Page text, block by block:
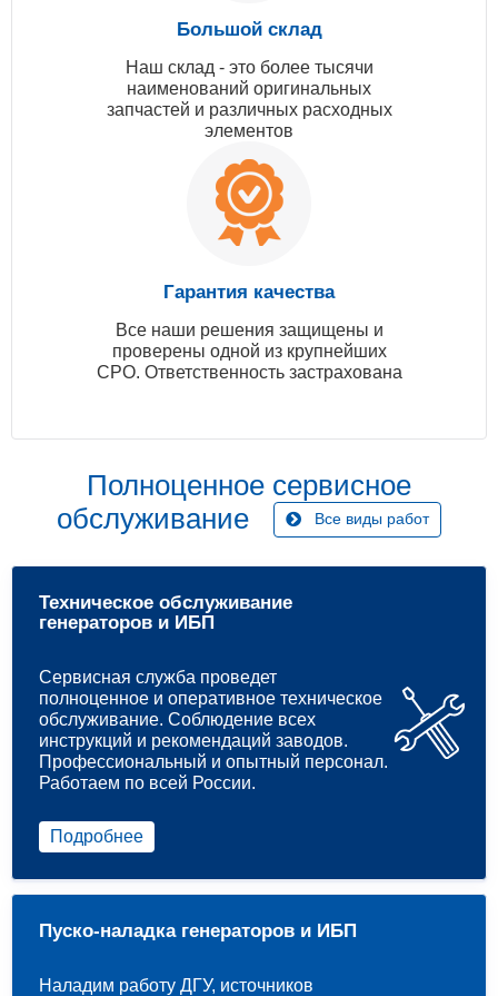
Большой склад
Наш склад - это более тысячи
наименований оригинальных
запчастей и различных расходных
элементов
Гарантия качества
Все наши решения защищены и
проверены одной из крупнейших
СРО. Ответственность застрахована
Полноценное сервисное
обслуживание
Все виды работ
Техническое обслуживание
генераторов и ИБП
Сервисная служба проведет
полноценное и оперативное техническое
обслуживание. Соблюдение всех
инструкций и рекомендаций заводов.
Профессиональный и опытный персонал.
Работаем по всей России.
Подробнее
Пуско-наладка генераторов и ИБП
Наладим работу ДГУ, источников